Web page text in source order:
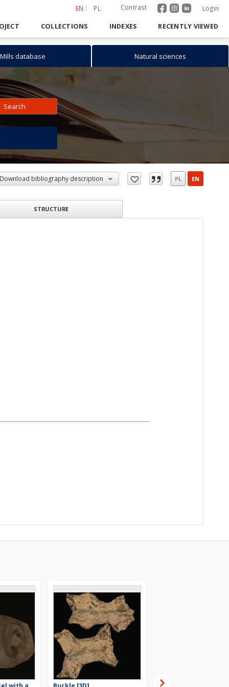
EN PL Contrast Login
COLLECTIONS INDEXES RECENTLY VIEWED
Mills database Natural sciences
Search
Download bibliography description PL EN
STRUCTURE